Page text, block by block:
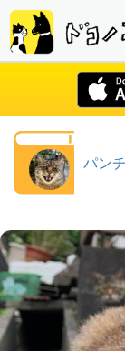
パン